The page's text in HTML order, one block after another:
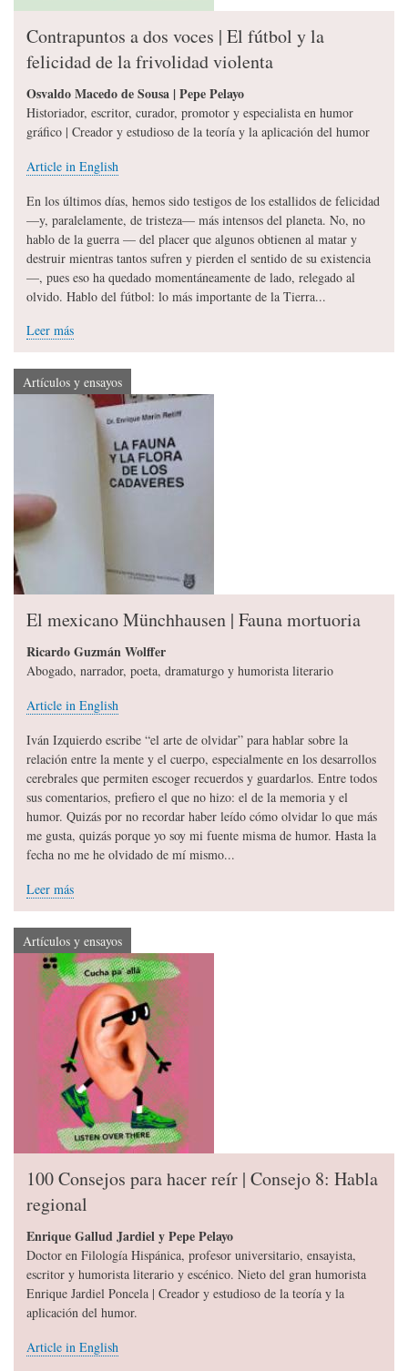
Contrapuntos a dos voces | El fútbol y la
felicidad de la frivolidad violenta
Osvaldo Macedo de Sousa | Pepe Pelayo
Historiador, escritor, curador, promotor y especialista en humor
gráfico | Creador y estudioso de la teoría y la aplicación del humor
Article in English
En los últimos días, hemos sido testigos de los estallidos de felicidad
—y, paralelamente, de tristeza— más intensos del planeta. No, no
hablo de la guerra — del placer que algunos obtienen al matar y
destruir mientras tantos sufren y pierden el sentido de su existencia
—, pues eso ha quedado momentáneamente de lado, relegado al
olvido. Hablo del fútbol: lo más importante de la Tierra...
Leer más
Artículos y ensayos
El mexicano Münchhausen | Fauna mortuoria
Ricardo Guzmán Wolffer
Abogado, narrador, poeta, dramaturgo y humorista literario
Article in English
Iván Izquierdo escribe “el arte de olvidar” para hablar sobre la
relación entre la mente y el cuerpo, especialmente en los desarrollos
cerebrales que permiten escoger recuerdos y guardarlos. Entre todos
sus comentarios, prefiero el que no hizo: el de la memoria y el
humor. Quizás por no recordar haber leído cómo olvidar lo que más
me gusta, quizás porque yo soy mi fuente misma de humor. Hasta la
fecha no me he olvidado de mí mismo...
Leer más
Artículos y ensayos
100 Consejos para hacer reír | Consejo 8: Habla
regional
Enrique Gallud Jardiel y Pepe Pelayo
Doctor en Filología Hispánica, profesor universitario, ensayista,
escritor y humorista literario y escénico. Nieto del gran humorista
Enrique Jardiel Poncela | Creador y estudioso de la teoría y la
aplicación del humor.
Article in English